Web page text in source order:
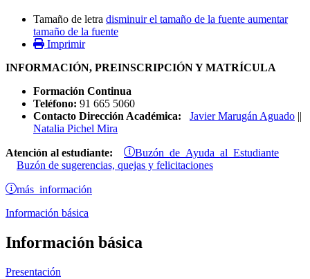
Tamaño de letra disminuir el tamaño de la fuente aumentar
tamaño de la fuente
Imprimir
INFORMACIÓN, PREINSCRIPCIÓN Y MATRÍCULA
Formación Continua
Teléfono: 91 665 5060
Contacto Dirección Académica:
Javier Marugán Aguado ||
Natalia Pichel Mira
Atención al estudiante: Buzón de Ayuda al Estudiante
Buzón de sugerencias, quejas y felicitaciones
más información
Información básica
Información básica
Presentación